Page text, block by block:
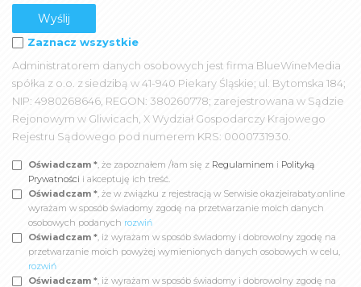
Zaznacz wszystkie
Administratorem danych osobowych jest firma BlueWineMedia
spółka z o.o. z siedzibą w 41-940 Piekary Śląskie; ul. Bytomska 184;
NIP: 4980268646, REGON: 380260778; zarejestrowana w Sądzie
Rejonowym w Gliwicach, X Wydział Gospodarczy Krajowego
Rejestru Sądowego pod numerem KRS: 0000731930.
Oświadczam *, że zapoznałem /łam się z Regulaminem i Polityką
Prywatności i akceptuję ich treść.
Oświadczam *, że w związku z rejestracją w Serwisie okazjeirabaty.online
wyrażam w sposób świadomy zgodę na przetwarzanie moich danych
osobowych podanych rozwiń
Oświadczam *, iż wyrażam w sposób świadomy i dobrowolny zgodę na
przetwarzanie moich powyżej wymienionych danych osobowych w celu,
rozwiń
Oświadczam *, iż wyrażam w sposób świadomy i dobrowolny zgodę na